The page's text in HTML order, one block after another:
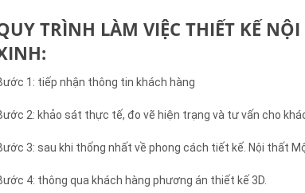
TRÌNH LÀM VIỆC THIẾT KẾ
1: tiếp nhận thông tin khách hàng
2: khảo sát thực tế, đo vẽ hiện trạng và tư vấn cho
3: sau khi thống nhất về phong cách tiết kế. Nội thất
4: thông qua khách hàng phương án thiết kế 3D.